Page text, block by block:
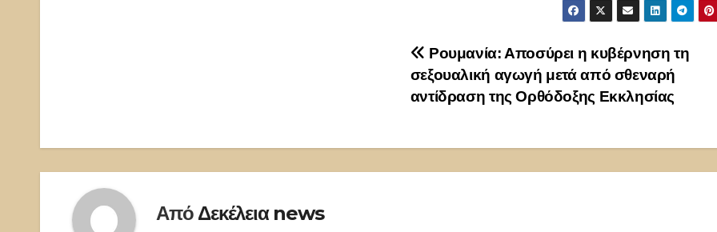
Ρουμανία: Αποσύρει η κυβέρνηση τη
σεξουαλική αγωγή μετά από σθεναρή
αντίδραση της Ορθόδοξης Εκκλησίας
Από Δεκέλεια news